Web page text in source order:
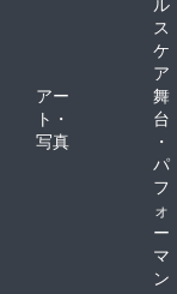
ス
ケ
ア
アー
ト・
写真
舞
台
・
パ
フ
ォ
ー
マ
ン